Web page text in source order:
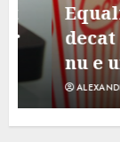
decat
nu e un
ALEXANDRU S.